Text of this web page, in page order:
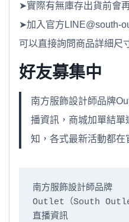
➤實際有無庫存出貨前會
➤加入官方LINE@south-
可以直接詢問商品詳細尺
好友募集中
南方服飾設計師品牌
播資訊，商城加單結單
知，各式最新活動都在
南方服飾設計師品牌
Outlet（South
直播資訊